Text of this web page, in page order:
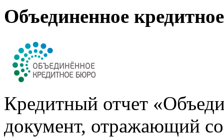
Объединенное
Кредитный отчет
документ, отражающий